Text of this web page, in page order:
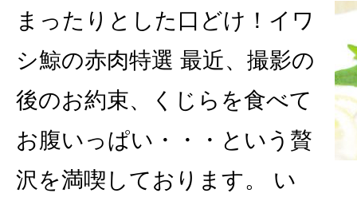
まったりとした口どけ！イワ
シ鯨の赤肉特選 最近、撮影の
後のお約束、くじらを食べて
お腹いっぱい・・・という贅
沢を満喫しております。 い